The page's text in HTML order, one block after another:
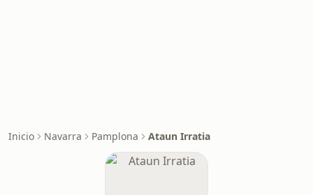
Inicio Navarra Pamplona Ataun Irratia